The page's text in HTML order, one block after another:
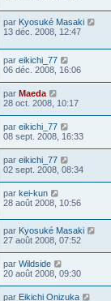
par Kyosuké Masaki
13 déc. 2008, 12:47
par eikichi_77
06 déc. 2008, 16:06
par Maeda
28 oct. 2008, 10:17
par eikichi_77
08 sept. 2008, 16:33
par eikichi_77
02 sept. 2008, 08:34
par kei-kun
28 août 2008, 10:56
par Kyosuké Masaki
27 août 2008, 07:52
par Wildside
20 août 2008, 09:30
par Eikichi Onizuka